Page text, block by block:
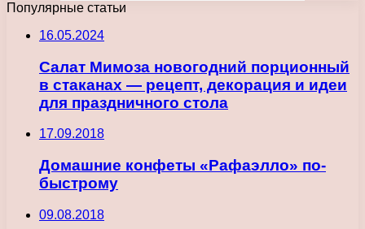
Популярные статьи
16.05.2024
Салат Мимоза новогодний порционный
в стаканах — рецепт, декорация и идеи
для праздничного стола
17.09.2018
Домашние конфеты «Рафаэлло» по-
быстрому
09.08.2018